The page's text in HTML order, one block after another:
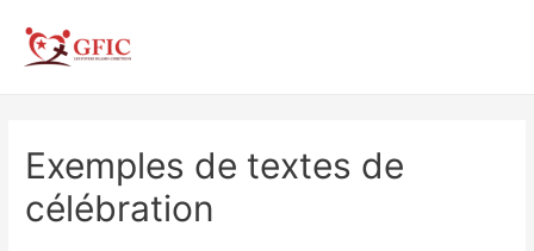
contenu
Exemples de textes de
célébration